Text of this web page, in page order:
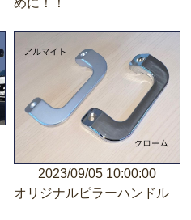
めに！！
2023/09/05 10:00:00
オリジナルピラーハンドル